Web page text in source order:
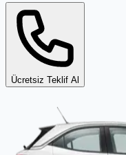
Ücretsiz Teklif Al